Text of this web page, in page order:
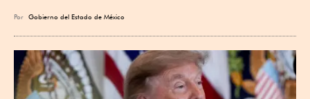
Por Gobierno del Estado de México